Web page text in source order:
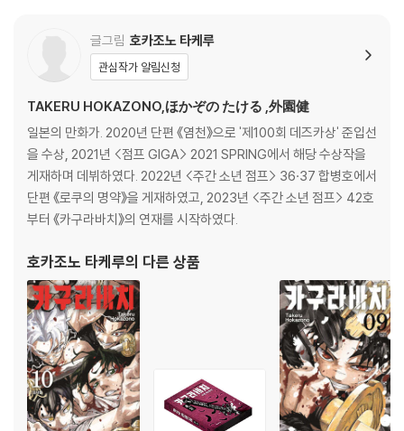
글그림 호카조노 타케루
관심작가 알림신청
TAKERU HOKAZONO,ほかぞの たける ,外園健
일본의 만화가. 2020년 단편 《염천》으로 '제100회 데즈카상' 준입선
을 수상, 2021년 <점프 GIGA> 2021 SPRING에서 해당 수상작을
게재하며 데뷔하였다. 2022년 <주간 소년 점프> 36·37 합병호에서
단편 《로쿠의 명약》을 게재하였고, 2023년 <주간 소년 점프> 42호
부터 《카구라바치》의 연재를 시작하였다.
호카조노 타케루의 다른 상품